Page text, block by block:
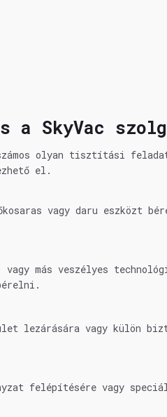
a SkyVac
olyan tisztítási feladat
el.
vagy daru eszközt
más veszélyes
lezárására vagy külön
felépítésére vagy